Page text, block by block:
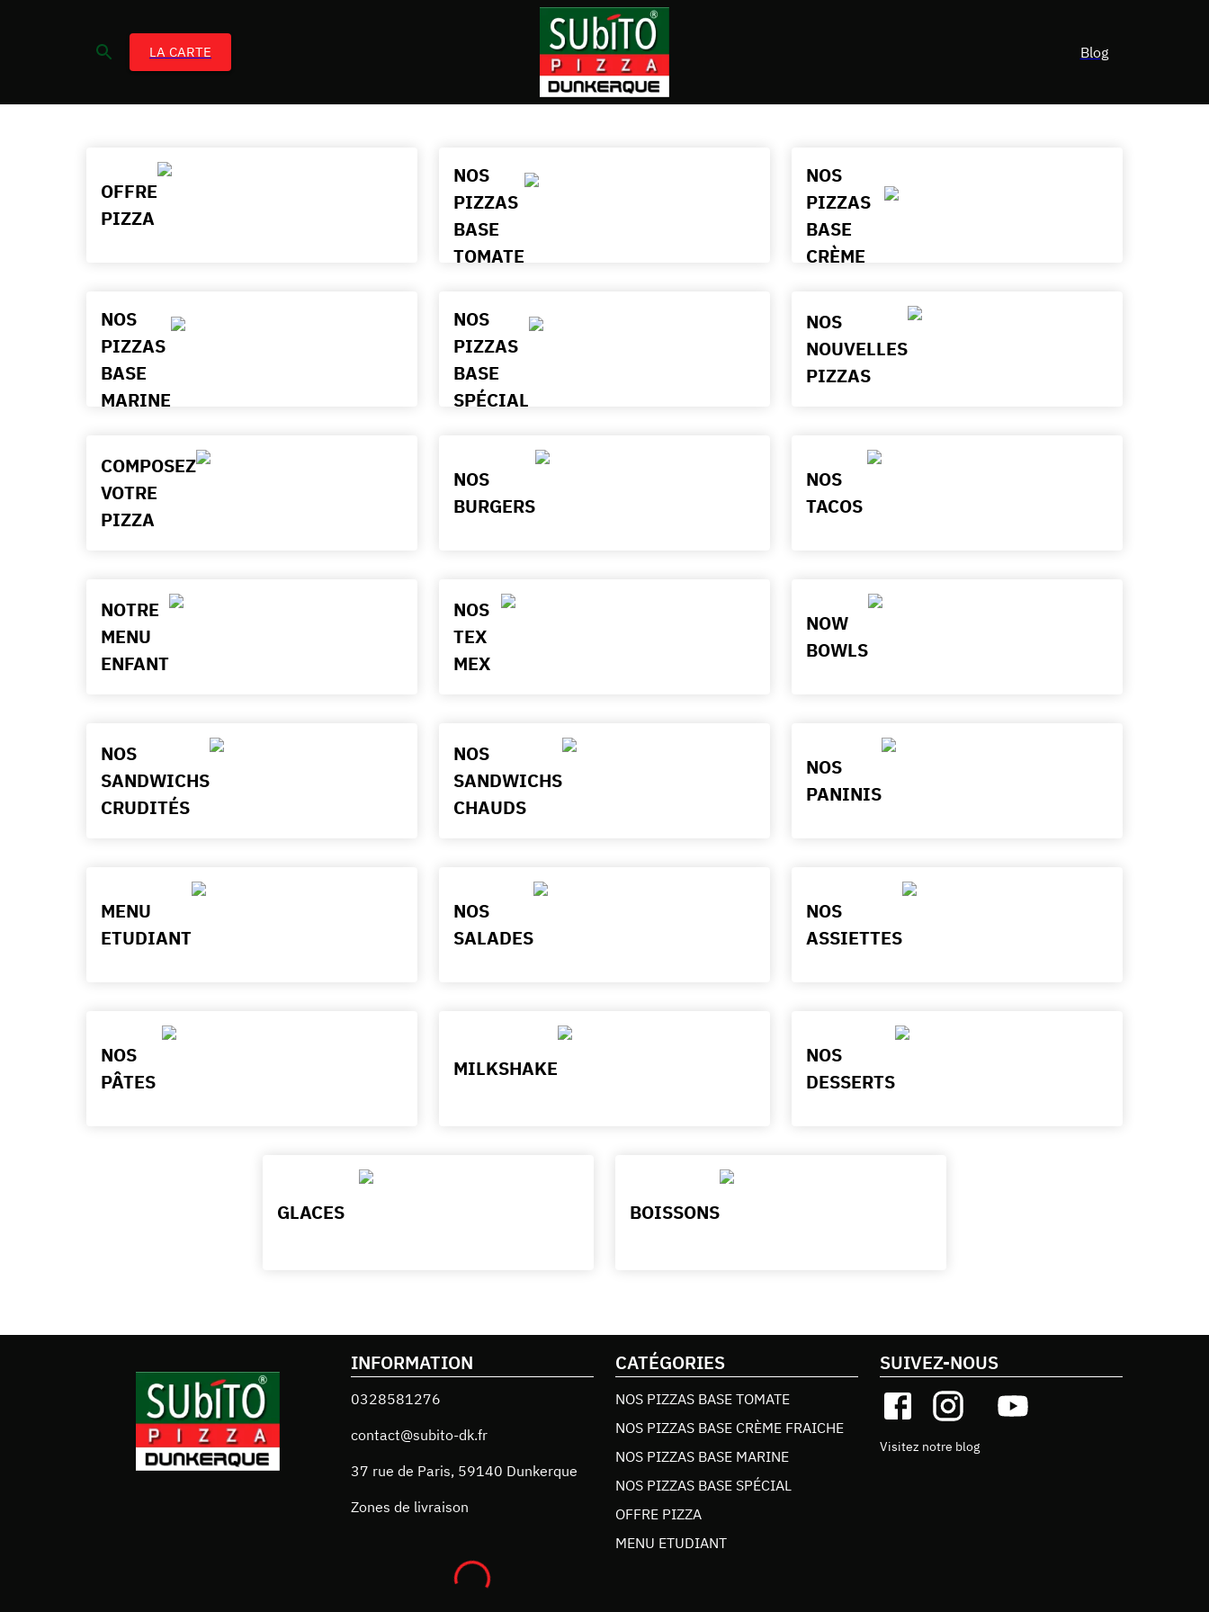
LA CARTE Blog
OFFRE
PIZZA
NOS
PIZZAS
BASE
TOMATE
NOS
PIZZAS
BASE
CRÈME
NOS
PIZZAS
BASE
MARINE
NOS
PIZZAS
BASE
SPÉCIAL
NOS
NOUVELLES
PIZZAS
COMPOSEZ
VOTRE
PIZZA
NOS
BURGERS
NOS
TACOS
NOTRE
MENU
ENFANT
NOS
TEX
MEX
NOW
BOWLS
NOS
SANDWICHS
CRUDITÉS
NOS
SANDWICHS
CHAUDS
NOS
PANINIS
MENU
ETUDIANT
NOS
SALADES
NOS
ASSIETTES
NOS
PÂTES
MILKSHAKE
NOS
DESSERTS
GLACES BOISSONS
INFORMATION
0328581276
contact@subito-dk.fr
37 rue de Paris, 59140 Dunkerque
Zones de livraison
CATÉGORIES
NOS PIZZAS BASE TOMATE
NOS PIZZAS BASE CRÈME FRAICHE
NOS PIZZAS BASE MARINE
NOS PIZZAS BASE SPÉCIAL
OFFRE PIZZA
MENU ETUDIANT
SUIVEZ-NOUS
Visitez notre blog